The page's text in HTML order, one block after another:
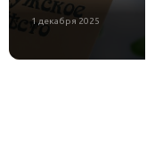
1 декабря 2025